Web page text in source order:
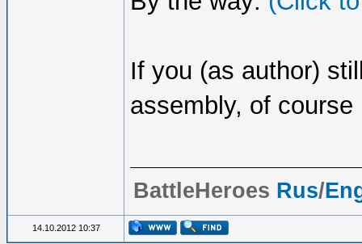
If you (as author)
assembly, of
BattleHeroes Rus/
14.10.2012 10:37